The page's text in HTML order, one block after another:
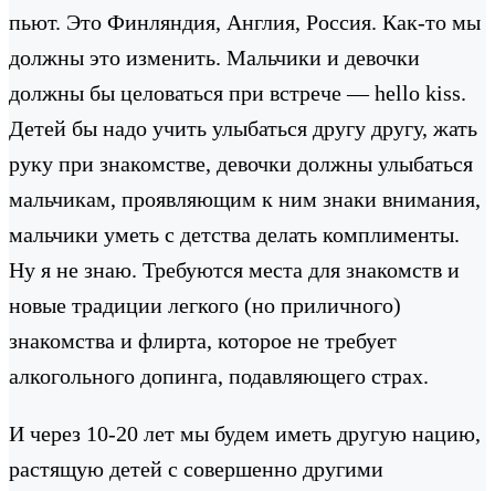
пьют. Это Финляндия, Англия, Россия. Как-то мы
должны это изменить. Мальчики и девочки
должны бы целоваться при встрече — hello kiss.
Детей бы надо учить улыбаться другу другу, жать
руку при знакомстве, девочки должны улыбаться
мальчикам, проявляющим к ним знаки внимания,
мальчики уметь с детства делать комплименты.
Ну я не знаю. Требуются места для знакомств и
новые традиции легкого (но приличного)
знакомства и флирта, которое не требует
алкогольного допинга, подавляющего страх.
И через 10-20 лет мы будем иметь другую нацию,
растящую детей с совершенно другими